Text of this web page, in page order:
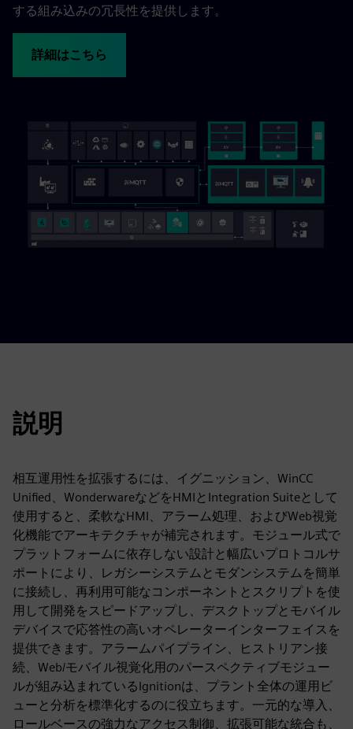
する組み込みの冗長性を提供します。
詳細はこちら
説明
相互運用性を拡張するには、イグニッション、WinCC
Unified、WonderwareなどをHMIとIntegration Suiteとして
使用すると、柔軟なHMI、アラーム処理、およびWeb視覚
化機能でアーキテクチャが補完されます。モジュール式で
プラットフォームに依存しない設計と幅広いプロトコルサ
ポートにより、レガシーシステムとモダンシステムを簡単
に接続し、再利用可能なコンポーネントとスクリプトを使
用して開発をスピードアップし、デスクトップとモバイル
デバイスで応答性の高いオペレーターインターフェイスを
提供できます。アラームパイプライン、ヒストリアン接
続、Web/モバイル視覚化用のパースペクティブモジュー
ルが組み込まれているIgnitionは、プラント全体の運用ビ
ューと分析を標準化するのに役立ちます。一元的な導入、
ロールベースの強力なアクセス制御、拡張可能な統合も、